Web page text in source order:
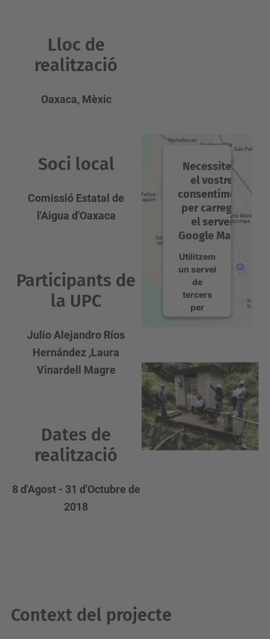
Lloc de
realització
Oaxaca, Mèxic
Soci local
Comissió Estatal de
l'Aigua d'Oaxaca
Participants de
la UPC
Julio Alejandro Ríos
Hernández ,Laura
Vinardell Magre
Dates de
realització
8 d'Agost - 31 d'Octubre de
2018
Necessitem
el vostre
consentiment
per carregar
el servei
Google Maps!
Utilitzem
un servei
de
tercers
per
incrustar
pugui
recollir
dades
sobre la
vostra
activitat.
Reviseu-
Context del projecte